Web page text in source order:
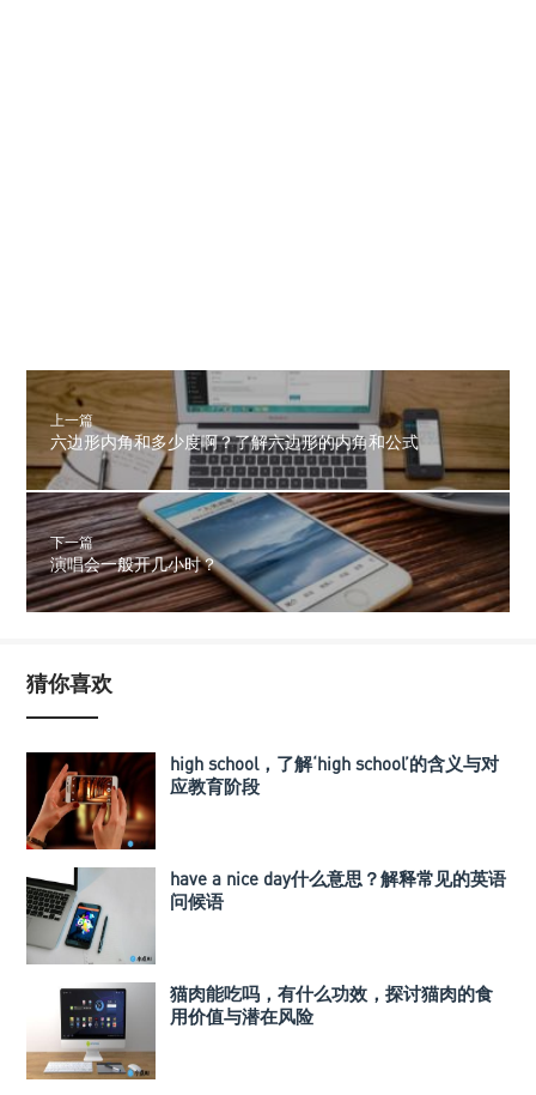
上一篇
六边形内角和多少度啊？了解六边形的内角和公式
下一篇
演唱会一般开几小时？
猜你喜欢
high school，了解‘high school’的含义与对
应教育阶段
have a nice day什么意思？解释常见的英语
问候语
猫肉能吃吗，有什么功效，探讨猫肉的食
用价值与潜在风险